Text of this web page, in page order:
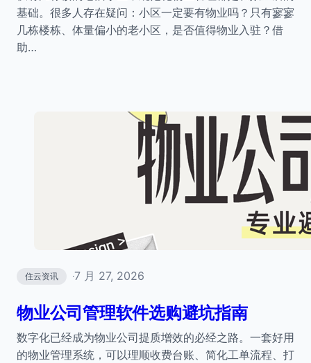
基础。很多人存在疑问：小区一定要有物业吗？只有寥寥
几栋楼栋、体量偏小的老小区，是否值得物业入驻？借
助…
住云资讯 ·7 月 27, 2026
物业公司管理软件选购避坑指南
数字化已经成为物业公司提质增效的必经之路。一套好用
的物业管理系统，可以理顺收费台账、简化工单流程、打